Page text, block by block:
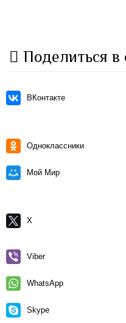
Поделиться в
ВКонтакте
Одноклассники
Мой Мир
X
Viber
WhatsApp
Skype